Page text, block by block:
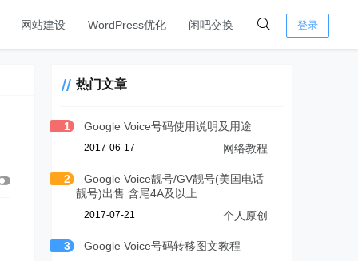
网站建设 WordPress优化 闲吧交换 登录
热门文章
1 Google Voice号码使用说明及用途
2017-06-17 网络教程
2
Google Voice靓号/GV靓号(美国电话
靓号)出售 含尾4A及以上
2017-07-21 个人原创
3 Google Voice号码转移图文教程